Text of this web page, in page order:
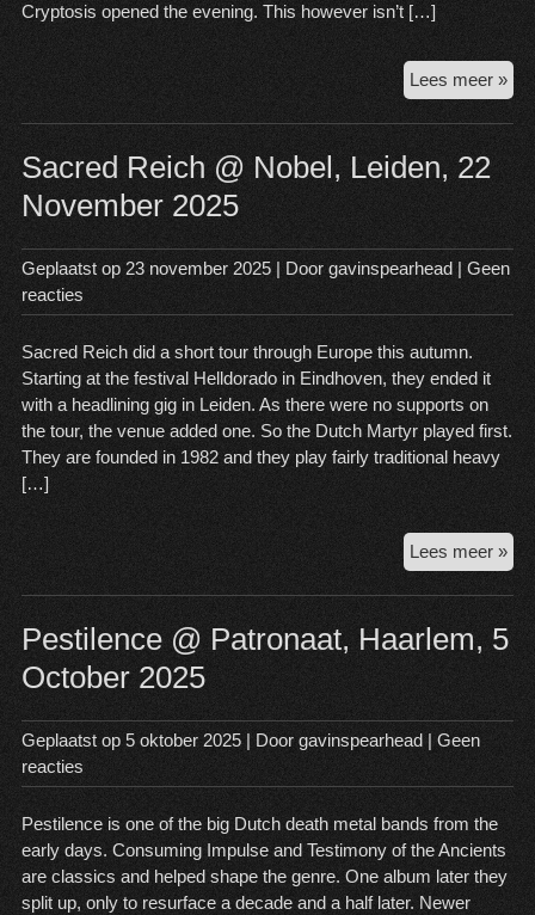
Cryptosis opened the evening. This however isn’t […]
Lees meer »
@
De
Sacred Reich @ Nobel, Leiden, 22
November 2025
Geplaatst op 23 november 2025| Door gavinspearhead
Geen
reacties
Sacred Reich did a short tour through Europe this autumn.
Starting at the festival Helldorado in Eindhoven, they ended it
with a headlining gig in Leiden. As there were no supports on
the tour, the venue added one. So the Dutch Martyr played first.
They are founded in 1982 and they play fairly traditional heavy
[…]
Lees meer »
Pestilence @ Patronaat, Haarlem, 5
October 2025
Geplaatst op 5 oktober 2025| Door gavinspearhead
Geen
reacties
Pestilence is one of the big Dutch death metal bands from the
early days. Consuming Impulse and Testimony of the Ancients
are classics and helped shape the genre. One album later they
split up, only to resurface a decade and a half later. Newer